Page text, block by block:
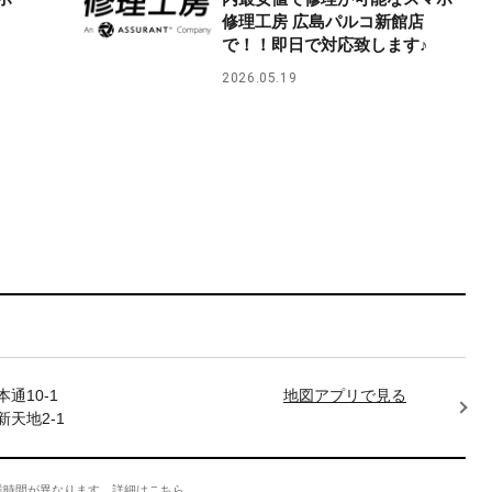
修理工房 広島パルコ新館店
で！！即日で対応致します♪
2026.05.19
通10-1
天地2-1
地図アプリで見る